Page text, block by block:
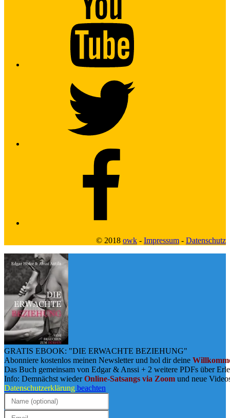
© 2018 owk - Impressum - Datenschutz
GRATIS EBOOK: "DIE ERWACHTE BEZIEHUNG"
Abonniere kostenlos meinen Newsletter und hol dir deine
Das Buch gemeinsam von Edgar & Anssi + 2 weitere PDFs über
Info: Demnächst wiederOnline-Satsangs via Zoom und neue
Datenschutzerklärung beachten